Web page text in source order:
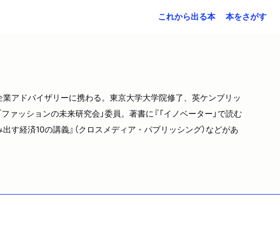
これから出る本 本をさがす
アドバイザリーに携わる。東京大学大学院修了、英ケンブリッ
ッションの未来研究会」委員。著書に『「イノベーター」で読む
す経済10の講義』（クロスメディア・パブリッシング）などがあ